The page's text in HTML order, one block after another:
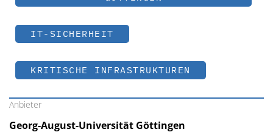
IT-SICHERHEIT
KRITISCHE INFRASTRUKTUREN
Anbieter
Georg-August-Universität Göttingen